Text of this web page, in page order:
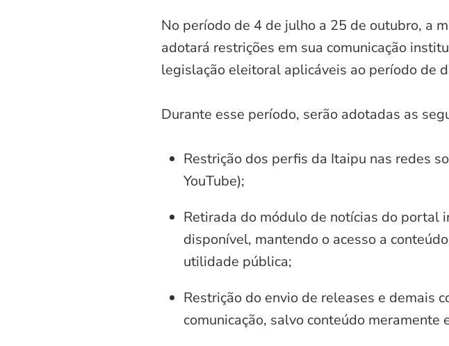
No período de 4 de julho a 25 de outubro, a
adotará restrições em sua comunicação
legislação eleitoral aplicáveis ao período de
Durante esse período, serão adotadas as
Restrição dos perfis da Itaipu nas redes
YouTube);
Retirada do módulo de notícias do portal
disponível, mantendo o acesso a
utilidade pública;
Restrição do envio de releases e demais
comunicação, salvo conteúdo